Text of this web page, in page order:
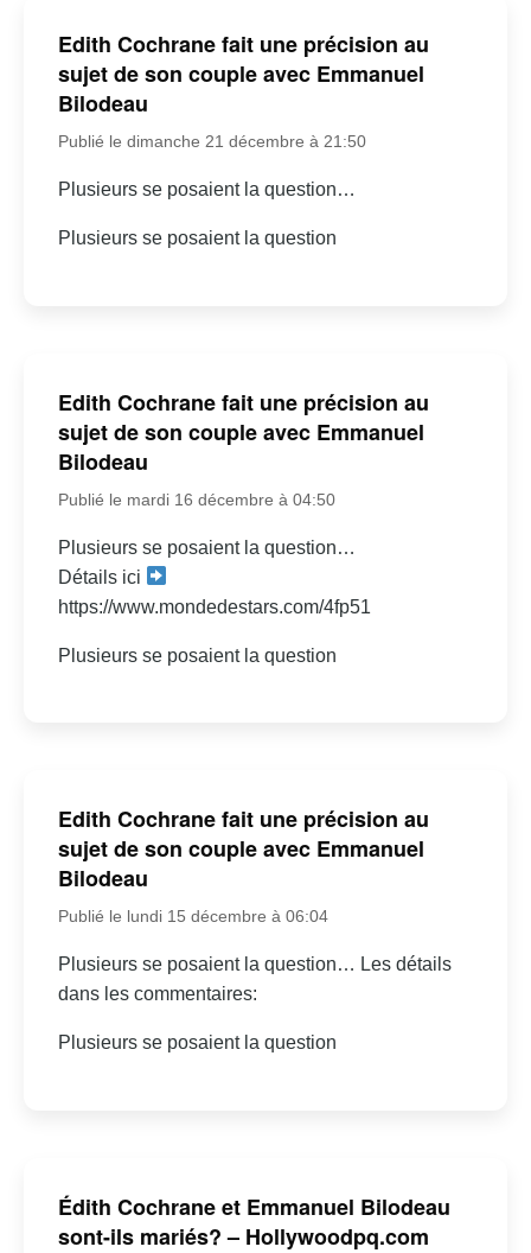
Edith Cochrane fait une précision au
sujet de son couple avec Emmanuel
Bilodeau
Publié le dimanche 21 décembre à 21:50
Plusieurs se posaient la question…
Plusieurs se posaient la question
Edith Cochrane fait une précision au
sujet de son couple avec Emmanuel
Bilodeau
Publié le mardi 16 décembre à 04:50
Plusieurs se posaient la question…
Détails ici
https://www.mondedestars.com/4fp51
Plusieurs se posaient la question
Edith Cochrane fait une précision au
sujet de son couple avec Emmanuel
Bilodeau
Publié le lundi 15 décembre à 06:04
Plusieurs se posaient la question… Les détails
dans les commentaires:
Plusieurs se posaient la question
Édith Cochrane et Emmanuel Bilodeau
sont-ils mariés? – Hollywoodpq.com